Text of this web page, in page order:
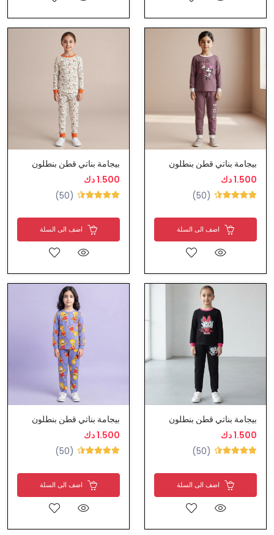
بيجامة بناتي قطن بنطلون
1.500 دك
(50)
اضف الى السلة
بيجامة بناتي قطن بنطلون
1.500 دك
(50)
اضف الى السلة
بيجامة بناتي قطن بنطلون
1.500 دك
(50)
اضف الى السلة
بيجامة بناتي قطن بنطلون
1.500 دك
(50)
اضف الى السلة